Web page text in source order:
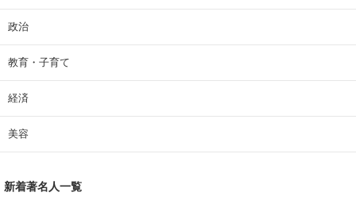
政治
教育・子育て
経済
美容
新着著名人一覧